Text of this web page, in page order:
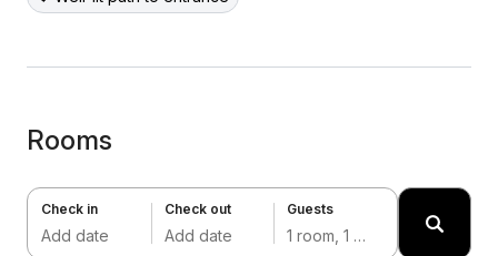
Rooms
Check in
Add date
Check out
Add date
Guests
1 room, 1 adult